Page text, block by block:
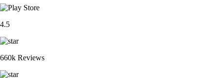
4.5
660k Reviews